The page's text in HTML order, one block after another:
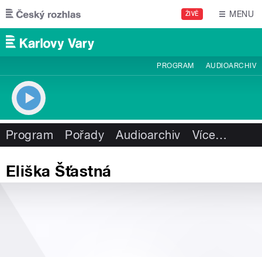
Přejít k hlavnímu obsahu
ŽIVĚ MENU
PROGRAM AUDIOARCHIV
Program Pořady Audioarchiv Více…
Eliška Šťastná